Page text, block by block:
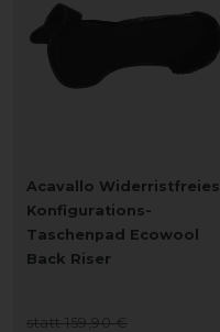
Acavallo Widerristfreies
Konfigurations-
Taschenpad Ecowool
Back Riser
statt 159,90 €